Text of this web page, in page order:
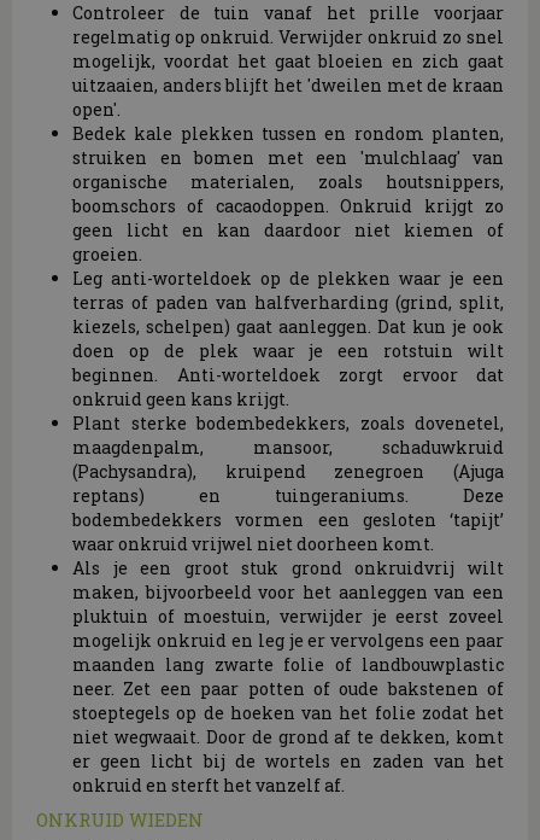
Controleer de tuin vanaf het prille voorjaar
regelmatig op onkruid. Verwijder onkruid zo snel
mogelijk, voordat het gaat bloeien en zich gaat
uitzaaien, anders blijft het 'dweilen met de kraan
open'.
Bedek kale plekken tussen en rondom planten,
struiken en bomen met een 'mulchlaag' van
organische materialen, zoals houtsnippers,
boomschors of cacaodoppen. Onkruid krijgt zo
geen licht en kan daardoor niet kiemen of
groeien.
Leg anti-worteldoek op de plekken waar je een
terras of paden van halfverharding (grind, split,
kiezels, schelpen) gaat aanleggen. Dat kun je ook
doen op de plek waar je een rotstuin wilt
beginnen. Anti-worteldoek zorgt ervoor dat
onkruid geen kans krijgt.
Plant sterke bodembedekkers, zoals dovenetel,
maagdenpalm, mansoor, schaduwkruid
(Pachysandra), kruipend zenegroen (Ajuga
reptans) en tuingeraniums. Deze
bodembedekkers vormen een gesloten ‘tapijt’
waar onkruid vrijwel niet doorheen komt.
Als je een groot stuk grond onkruidvrij wilt
maken, bijvoorbeeld voor het aanleggen van een
pluktuin of moestuin, verwijder je eerst zoveel
mogelijk onkruid en leg je er vervolgens een paar
maanden lang zwarte folie of landbouwplastic
neer. Zet een paar potten of oude bakstenen of
stoeptegels op de hoeken van het folie zodat het
niet wegwaait. Door de grond af te dekken, komt
er geen licht bij de wortels en zaden van het
onkruid en sterft het vanzelf af.
ONKRUID WIEDEN